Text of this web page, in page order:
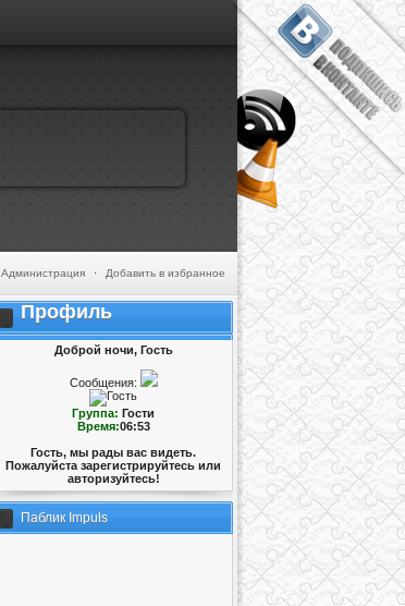
Администрация · Добавить в избранное
Профиль
Доброй ночи, Гость
Сообщения:
Группа: Гости
Время:06:53
Гость, мы рады вас видеть.
Пожалуйста зарегистрируйтесь или
авторизуйтесь!
Паблик Impuls